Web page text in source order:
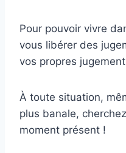
Pour pouvoir vivre
vous libérer des
vos propres
À toute situation,
plus banale,
moment présent !